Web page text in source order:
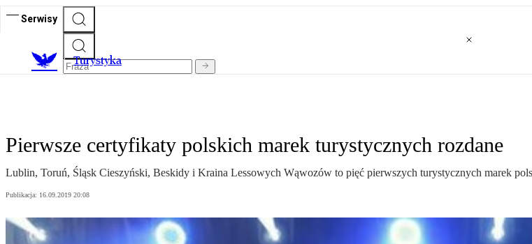
Serwisy
Turystyka
Pierwsze certyfikaty polskich marek turystycznych rozdane
Lublin, Toruń, Śląsk Cieszyński, Beskidy i Kraina Lessowych Wąwozów to pięć pierwszych turystycznych marek
Publikacja: 16.09.2019 20:08